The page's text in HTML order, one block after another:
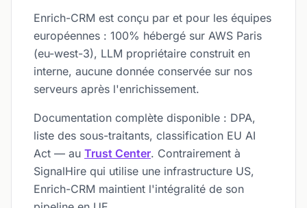
Enrich-CRM est conçu par et pour les équipes
européennes : 100% hébergé sur AWS Paris
(eu-west-3), LLM propriétaire construit en
interne, aucune donnée conservée sur nos
serveurs après l'enrichissement.
Documentation complète disponible : DPA,
liste des sous-traitants, classification EU AI
Act — au Trust Center. Contrairement à
SignalHire qui utilise une infrastructure US,
Enrich-CRM maintient l'intégralité de son